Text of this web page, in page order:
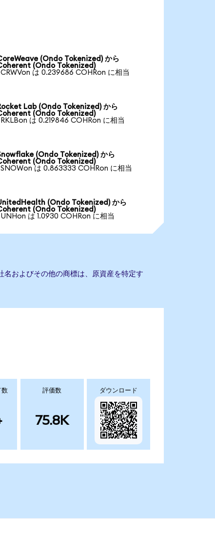
(Ondo Tokenized) から
(Ondo Tokenized)
CRWVon は 0.239686 COHRon に相当
Lab (Ondo Tokenized) から
(Ondo Tokenized)
RKLBon は 0.219846 COHRon に相当
(Ondo Tokenized) から
(Ondo Tokenized)
SNOWon は 0.863333 COHRon に相当
(Ondo Tokenized) から
(Ondo Tokenized)
UNHon は 1.0930 COHRon に相当
およびその他の商標は、原資産を特定す
数 評価数
75.8K
ダウンロード